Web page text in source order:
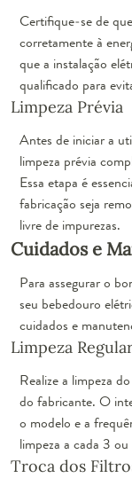
Certifique-se de
corretamente à
que a instalação
qualificado para
Limpeza Prévia
Antes de iniciar a
limpeza prévia
Essa etapa é
fabricação seja
livre de impurezas.
Cuidados e
Para assegurar o
seu bebedouro
cuidados e
Limpeza
Realize a limpeza
do fabricante. O
o modelo e a
limpeza a cada 3
Troca dos